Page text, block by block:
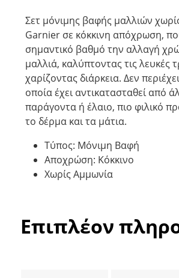
Σετ μόνιμης βαφής μαλλιών
Garnier σε κόκκινη απόχρωση,
σημαντικό βαθμό την αλλαγή
μαλλιά, καλύπτοντας τις λευκές
χαρίζοντας διάρκεια. Δεν
οποία έχει αντικατασταθεί από
παράγοντα ή έλαιο, πιο φιλικό
το δέρμα και τα μάτια.
Τύπος: Μόνιμη Βαφή
Αποχρώση: Κόκκινο
Χωρίς Αμμωνία
Επιπλέον